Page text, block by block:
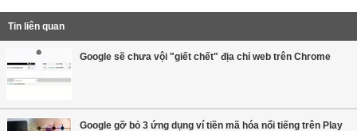
Tin liên quan
Google sẽ chưa vội "giết chết" địa chỉ web trên Chrome
Google gỡ bỏ 3 ứng dụng ví tiền mã hóa nổi tiếng trên Play